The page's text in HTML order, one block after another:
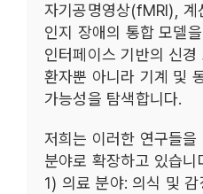
자기공명영상(fMRI), 계
인지 장애의 통합 모델
인터페이스 기반의 신
환자뿐 아니라 기계 및
가능성을 탐색합니다.
저희는 이러한 연구들
분야로 확장하고 있습니
1) 의료 분야: 의식 및